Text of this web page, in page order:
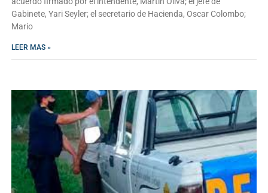
Gabinete, Yari Seyler; el secretario de Hacienda, Oscar Colombo;
Mario
LEER MAS »